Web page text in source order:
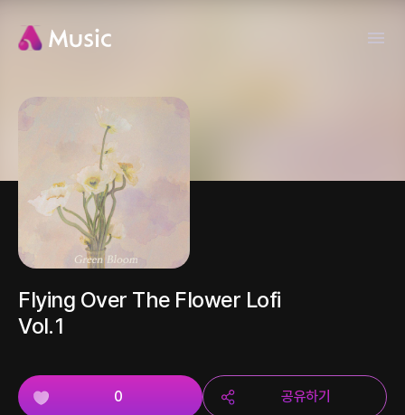
Flying Over The Flower Lofi
Vol.1
0 공유하기